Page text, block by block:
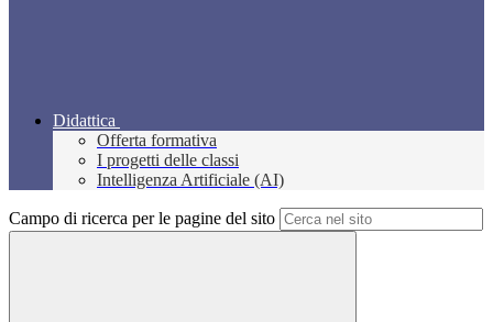
Didattica
Offerta formativa
I progetti delle classi
Intelligenza Artificiale (AI)
Campo di ricerca per le pagine del sito